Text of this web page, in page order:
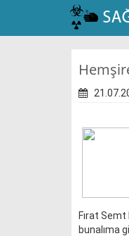
Fırat
bunalıma